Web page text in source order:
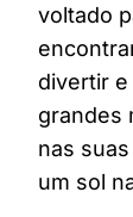
voltado
divertir
grandes
nas
um sol